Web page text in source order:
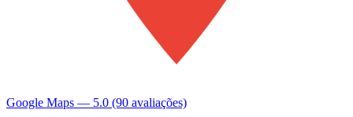
Google Maps — 5.0 (90 avaliações)